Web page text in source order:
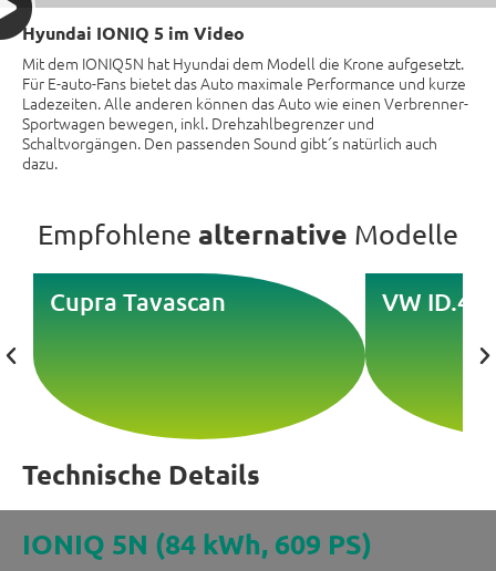
Hyundai IONIQ 5 im Video
Mit dem IONIQ5N hat Hyundai dem Modell die Krone aufgesetzt.
Für E-auto-Fans bietet das Auto maximale Performance und kurze
Ladezeiten. Alle anderen können das Auto wie einen Verbrenner-
Sportwagen bewegen, inkl. Drehzahlbegrenzer und
Schaltvorgängen. Den passenden Sound gibt´s natürlich auch
dazu.
Empfohlene alternative Modelle
Cupra Tavascan VW ID.4
Technische Details
IONIQ 5N (84 kWh, 609 PS)